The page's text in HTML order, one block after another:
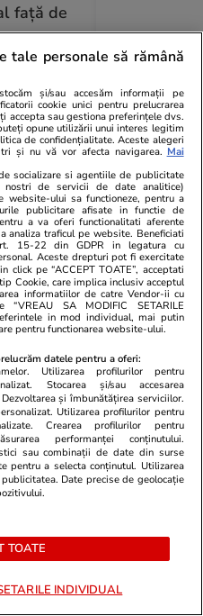
față de
21:50
fie
de
03 aug.
la
tale personale să rămână
și/sau accesăm informații pe
cookie unici pentru prelucrarea
accepta sau gestiona preferințele dvs.
opune utilizării unui interes legitim
de confidențialitate. Aceste alegeri
și nu vă vor afecta navigarea. Mai
socializare si agentiile de publicitate
nostri de servicii de date analitice)
website-ului sa functioneze, pentru a
publicitare afisate in functie de
a va oferi functionalitati aferente
analiza traficul pe website. Beneficiati
15-22 din GDPR in legatura cu
Aceste drepturi pot fi exercitate
click pe “ACCEPT TOATE”, acceptati
Cookie, care implica inclusiv acceptul
informatiilor de catre Vendor-ii cu
SA MODIFIC SETARILE
in mod individual, mai putin
pentru functionarea website-ului.
datele pentru a oferi:
Utilizarea profilurilor pentru
Stocarea și/sau accesarea
și îmbunătățirea serviciilor.
Utilizarea profilurilor pentru
Crearea profilurilor pentru
performanței conținutului.
sau combinații de date din surse
pentru a selecta conținutul. Utilizarea
Date precise de geolocație
TOATE
INDIVIDUAL